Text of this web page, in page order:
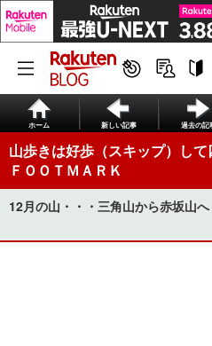
ホーム 新しい記事 過去の記
山歩きは好歩（スキップ）し
ＦＯＯＴＭＡＲＫ
12月の山・・・三角山から赤坂山へ